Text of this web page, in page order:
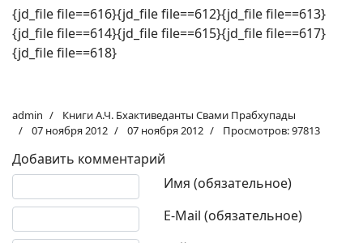
{jd_file file==616}{jd_file file==612}{jd_file file==613}
{jd_file file==614}{jd_file file==615}{jd_file file==617}
{jd_file file==618}
admin
Книги А.Ч. Бхактиведанты Свами Прабхупады
07 ноября 2012
07 ноября 2012 Просмотров: 97813
Добавить комментарий
Имя (обязательное)
E-Mail (обязательное)
Текст комментария